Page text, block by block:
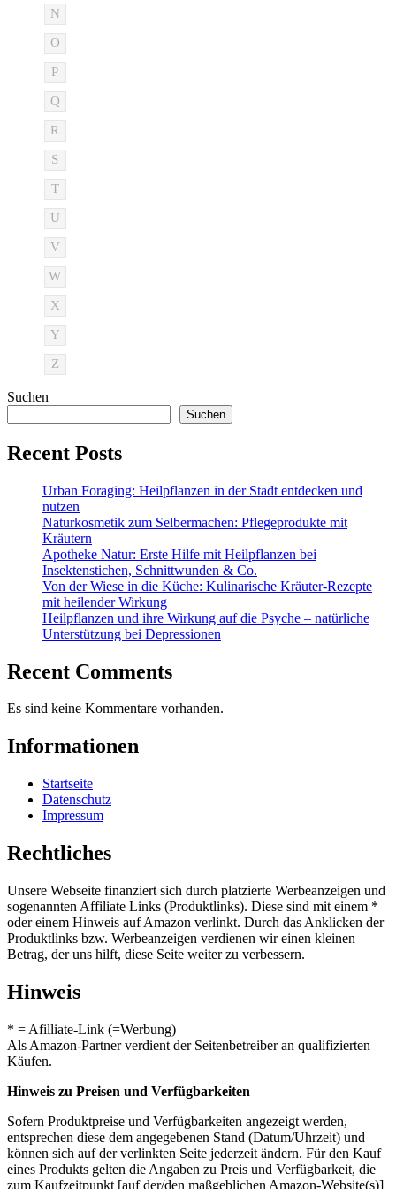
N
O
P
Q
R
S
T
U
V
W
X
Y
Z
Suchen
Suchen
Recent Posts
Urban Foraging: Heilpflanzen in der Stadt entdecken und
nutzen
Naturkosmetik zum Selbermachen: Pflegeprodukte mit
Kräutern
Apotheke Natur: Erste Hilfe mit Heilpflanzen bei
Insektenstichen, Schnittwunden & Co.
Von der Wiese in die Küche: Kulinarische Kräuter-Rezepte
mit heilender Wirkung
Heilpflanzen und ihre Wirkung auf die Psyche – natürliche
Unterstützung bei Depressionen
Recent Comments
Es sind keine Kommentare vorhanden.
Informationen
Startseite
Datenschutz
Impressum
Rechtliches
Unsere Webseite finanziert sich durch platzierte Werbeanzeigen und
sogenannten Affiliate Links (Produktlinks). Diese sind mit einem *
oder einem Hinweis auf Amazon verlinkt. Durch das Anklicken der
Produktlinks bzw. Werbeanzeigen verdienen wir einen kleinen
Betrag, der uns hilft, diese Seite weiter zu verbessern.
Hinweis
* = Afilliate-Link (=Werbung)
Als Amazon-Partner verdient der Seitenbetreiber an qualifizierten
Käufen.
Hinweis zu Preisen und Verfügbarkeiten
Sofern Produktpreise und Verfügbarkeiten angezeigt werden,
entsprechen diese dem angegebenen Stand (Datum/Uhrzeit) und
können sich auf der verlinkten Seite jederzeit ändern. Für den Kauf
eines Produkts gelten die Angaben zu Preis und Verfügbarkeit, die
zum Kaufzeitpunkt [auf der/den maßgeblichen Amazon-Website(s)]